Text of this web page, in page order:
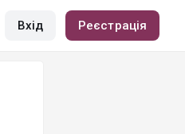
Вхід Реєстрація